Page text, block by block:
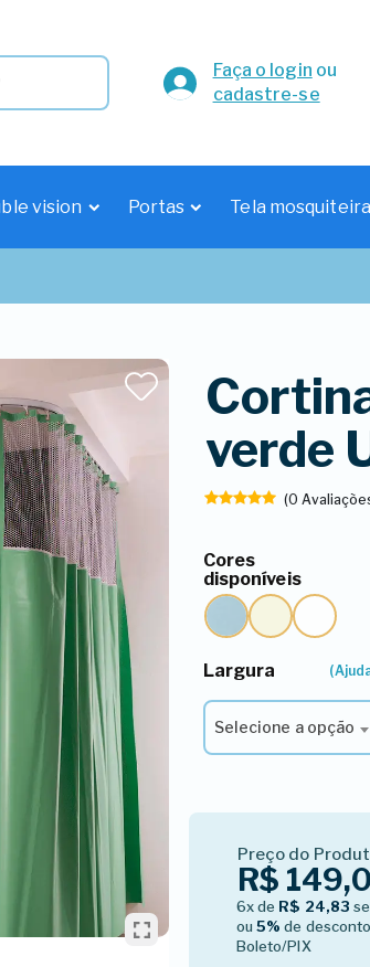
Faça o login ou
cadastre-se
vision Portas Tela mosquiteira
verde
(0
Cores
disponíveis
1º - Selecione a
Largura
Selecione a opção
Preço do
R$
6x de R$ 24,83
ou 5% de
Boleto/PIX